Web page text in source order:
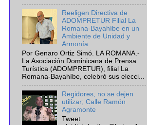
Reeligen Directiva de
ADOMPRETUR Filial La
Romana-Bayahíbe en un
Ambiente de Unidad y
Armonía
Por Genaro Ortiz Simó. LA ROMANA.-
La Asociación Dominicana de Prensa
Turística (ADOMPRETUR), filial La
Romana-Bayahíbe, celebró sus elecci...
Regidores, no se dejen
utilizar; Calle Ramón
Agramonte
Tweet